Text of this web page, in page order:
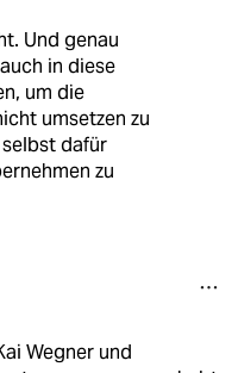
Und genau
in diese
um die
umsetzen zu
dafür
zu
Wegner und